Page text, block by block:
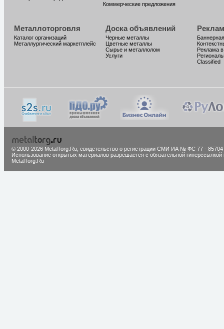
Коммерческие предложения
Металлоторговля
Каталог организаций
Металлургический маркетплейс
Доска объявлений
Черные металлы
Цветные металлы
Сырье и металлолом
Услуги
Реклама
Classified
© 2000-2026 MetalTorg.Ru, cвидетельство о регистрации СМИ ИА № ФС 77 - 85704
Использование открытых материалов разрешается с обязательной гиперссылкой
MetalTorg.Ru